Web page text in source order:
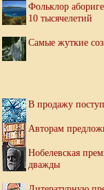
Фольклор
10 тысячелетий
Самые жуткие
В продажу
Авторам
Нобелевская
дважды